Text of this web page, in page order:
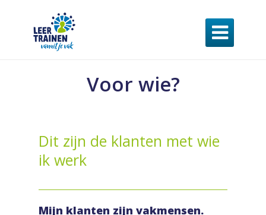

Voor wie?
Dit zijn de klanten met wie
ik werk
Mijn klanten zijn vakmensen.